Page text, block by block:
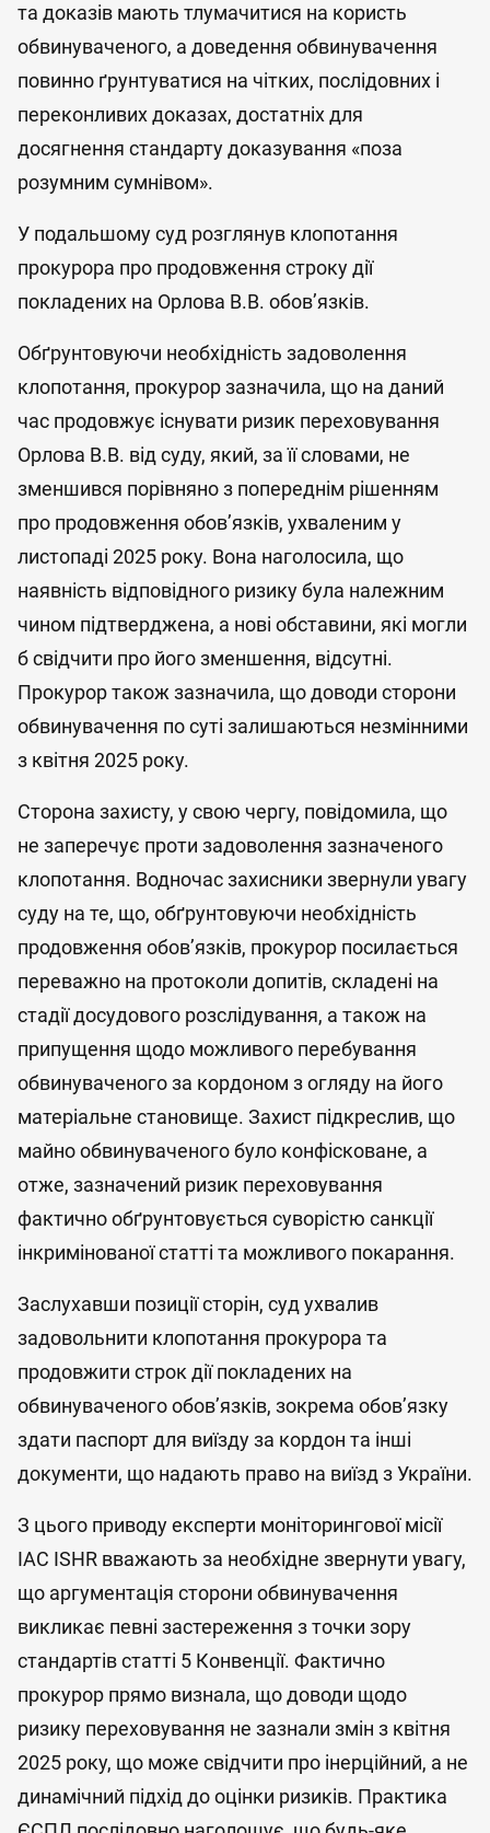
та доказів мають тлумачитися на користь
обвинуваченого, а доведення обвинувачення
повинно ґрунтуватися на чітких, послідовних і
переконливих доказах, достатніх для
досягнення стандарту доказування «поза
розумним сумнівом».
У подальшому суд розглянув клопотання
прокурора про продовження строку дії
покладених на Орлова В.В. обов’язків.
Обґрунтовуючи необхідність задоволення
клопотання, прокурор зазначила, що на даний
час продовжує існувати ризик переховування
Орлова В.В. від суду, який, за її словами, не
зменшився порівняно з попереднім рішенням
про продовження обов’язків, ухваленим у
листопаді 2025 року. Вона наголосила, що
наявність відповідного ризику була належним
чином підтверджена, а нові обставини, які могли
б свідчити про його зменшення, відсутні.
Прокурор також зазначила, що доводи сторони
обвинувачення по суті залишаються незмінними
з квітня 2025 року.
Сторона захисту, у свою чергу, повідомила, що
не заперечує проти задоволення зазначеного
клопотання. Водночас захисники звернули увагу
суду на те, що, обґрунтовуючи необхідність
продовження обов’язків, прокурор посилається
переважно на протоколи допитів, складені на
стадії досудового розслідування, а також на
припущення щодо можливого перебування
обвинуваченого за кордоном з огляду на його
матеріальне становище. Захист підкреслив, що
майно обвинуваченого було конфісковане, а
отже, зазначений ризик переховування
фактично обґрунтовується суворістю санкції
інкримінованої статті та можливого покарання.
Заслухавши позиції сторін, суд ухвалив
задовольнити клопотання прокурора та
продовжити строк дії покладених на
обвинуваченого обов’язків, зокрема обов’язку
здати паспорт для виїзду за кордон та інші
документи, що надають право на виїзд з України.
З цього приводу експерти моніторингової місії
IAC ISHR вважають за необхідне звернути увагу,
що аргументація сторони обвинувачення
викликає певні застереження з точки зору
стандартів статті 5 Конвенції. Фактично
прокурор прямо визнала, що доводи щодо
ризику переховування не зазнали змін з квітня
2025 року, що може свідчити про інерційний, а не
динамічний підхід до оцінки ризиків. Практика